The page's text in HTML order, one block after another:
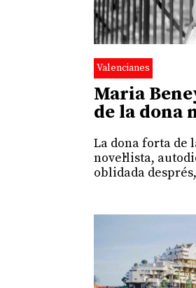
Valencianes
Maria
de la dona
La dona forta de
novel·lista,
oblidada